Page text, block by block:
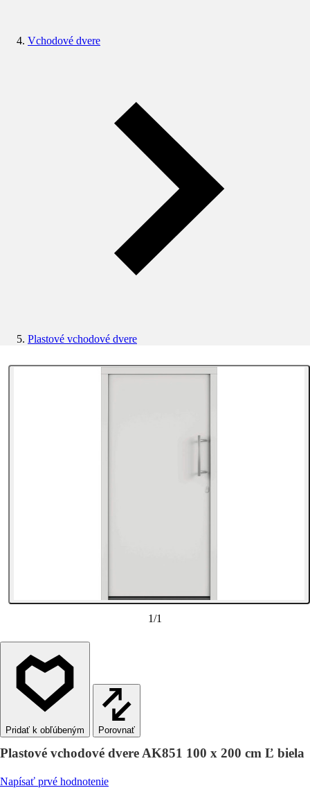
Vchodové dvere
Plastové vchodové dvere
1/1
Porovnať
Plastové vchodové dvere AK851 100 x 200 cm Ľ biela
Napísať prvé hodnotenie